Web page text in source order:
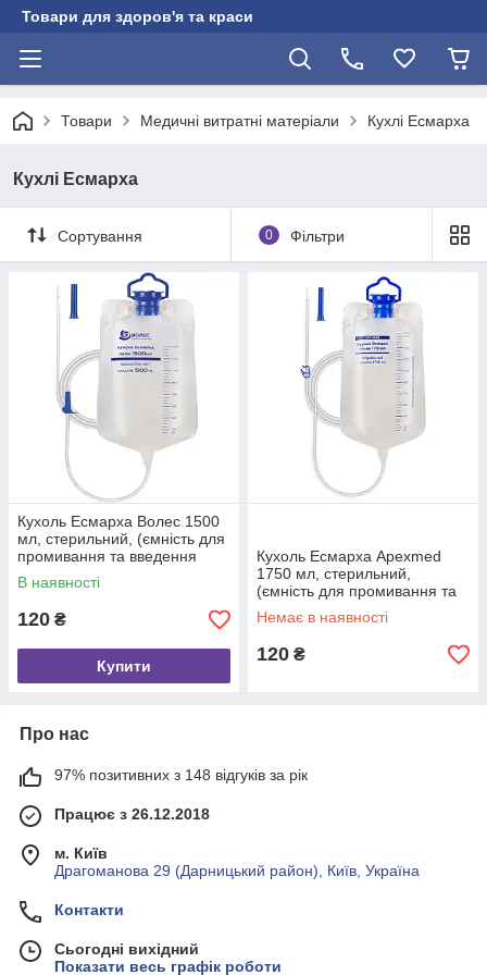
Товари для здоров'я та краси
Товари Медичні витратні матеріали Кухлі Есмарха
Кухлі Есмарха
Сортування 0 Фільтри
Кухоль Есмарха Волес 1500
мл, стерильний, (ємність для
промивання та введення
рідин)
В наявності
120 ₴
Купити
Кухоль Есмарха Apexmed
1750 мл, стерильний,
(ємність для промивання та
введення рідин)
Немає в наявності
120 ₴
Про нас
97% позитивних з 148 відгуків за рік
Працює з 26.12.2018
м. Київ
Драгоманова 29 (Дарницький район), Київ, Україна
Контакти
Сьогодні вихідний
Показати весь графік роботи